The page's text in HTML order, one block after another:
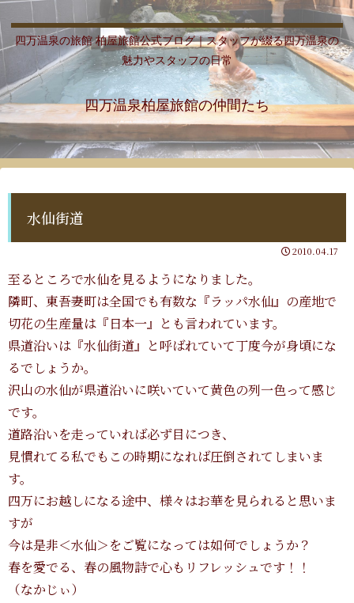
四万温泉の旅館 柏屋旅館公式ブログ｜スタッフが綴る四万温泉の
魅力やスタッフの日常
四万温泉柏屋旅館の仲間たち
水仙街道
2010.04.17
至るところで水仙を見るようになりました。
隣町、東吾妻町は全国でも有数な『ラッパ水仙』の産地で
切花の生産量は『日本一』とも言われています。
県道沿いは『水仙街道』と呼ばれていて丁度今が身頃にな
るでしょうか。
沢山の水仙が県道沿いに咲いていて黄色の列一色って感じ
です。
道路沿いを走っていれば必ず目につき、
見慣れてる私でもこの時期になれば圧倒されてしまいま
す。
四万にお越しになる途中、様々はお華を見られると思いま
すが
今は是非＜水仙＞をご覧になっては如何でしょうか？
春を愛でる、春の風物詩で心もリフレッシュです！！
（なかじぃ）